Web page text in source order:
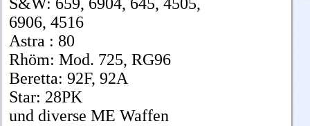
6906, 4516
Astra : 80
Rhöm: Mod. 725, RG96
Beretta: 92F, 92A
Star: 28PK
und diverse ME Waffen